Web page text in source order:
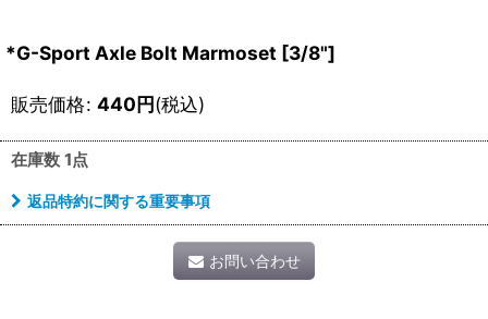
*G-Sport Axle Bolt Marmoset [3/8"]
販売価格: 440円(税込)
在庫数 1点
返品特約に関する重要事項
お問い合わせ